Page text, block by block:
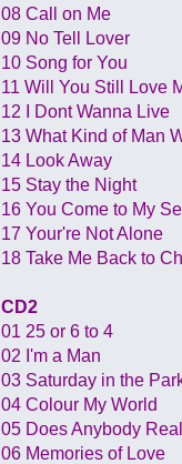
08 Call on Me
09 No Tell Lover
10 Song for You
11 Will You Still Love
12 I Dont Wanna Live
13 What Kind of Man
14 Look Away
15 Stay the Night
16 You Come to My
17 Your're Not Alone
18 Take Me Back to
CD2
01 25 or 6 to 4
02 I'm a Man
03 Saturday in the
04 Colour My World
05 Does Anybody
06 Memories of Love